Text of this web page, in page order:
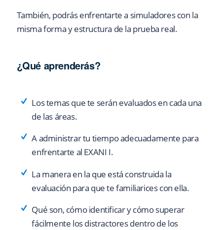
También, podrás enfrentarte a simuladores con la
misma forma y estructura de la prueba real.
¿Qué aprenderás?
Los temas que te serán evaluados en cada una
de las áreas.
A administrar tu tiempo adecuadamente para
enfrentarte al EXANI I.
La manera en la que está construida la
evaluación para que te familiarices con ella.
Qué son, cómo identificar y cómo superar
fácilmente los distractores dentro de los